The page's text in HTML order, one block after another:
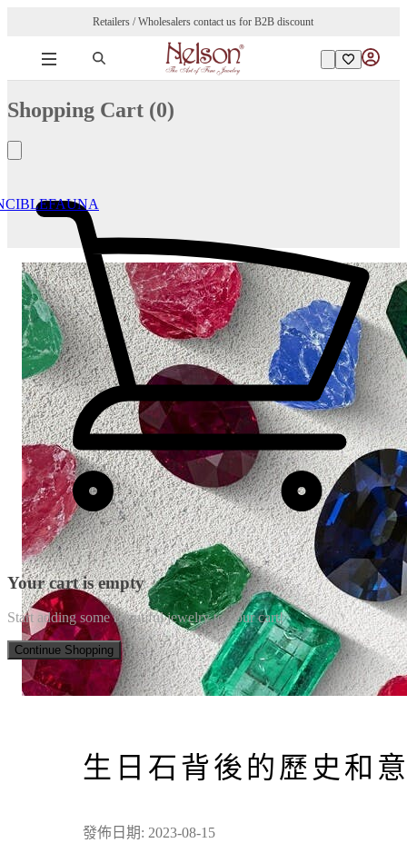
Retailers / Wholesalers contact us for B2B discount
FAUNA
Shopping Cart (0)
Your cart is empty
Start adding some beautiful jewelry to your cart!
Continue Shopping
生日石背後的歷史和
發佈日期: 2023-08-15